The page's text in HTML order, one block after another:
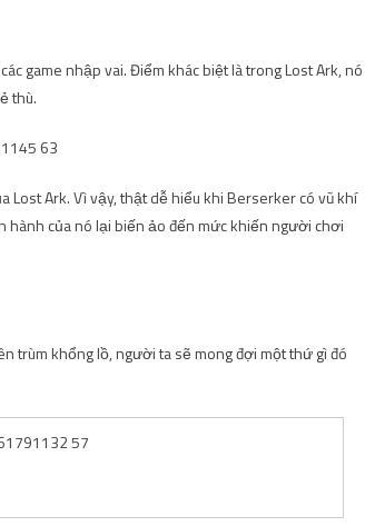
game nhập vai. Điểm khác biệt là trong Lost Ark, nó
thù.
Lost Ark. Vì vậy, thật dễ hiểu khi Berserker có vũ khí
hành của nó lại biến ảo đến mức khiến người chơi
trùm khổng lồ, người ta sẽ mong đợi một thứ gì đó